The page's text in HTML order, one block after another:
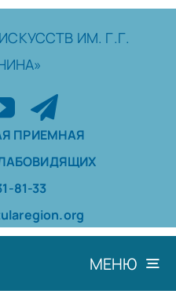
ИСКУССТВ ИМ. Г.Г.
ПРИЕМНАЯ
81-33
МЕНЮ